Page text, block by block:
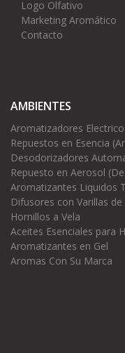
Logo Olfativo
Marketing Aromático
Contacto
AMBIENTES
Aromatizadores
Repuestos en Esencia
Desodorizadores
Repuesto en Aerosol
Aromatizantes Liquidos
Difusores con Varillas
Hornillos a Vela
Aceites Esenciales para
Aromatizantes en Gel
Aromas Con Su Marca